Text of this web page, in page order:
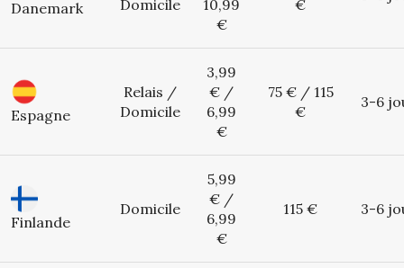
Danemark
Domicile
10,99
€
€
Espagne
Relais /
Domicile
3,99
€ /
6,99
€
75 € / 115
€
3-6
Finlande
Domicile
5,99
€ /
6,99
€
115 € 3-6